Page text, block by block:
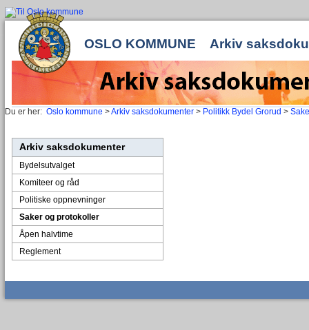
OSLO KOMMUNE Arkiv
Du er her: Oslo kommune >Arkiv saksdokumenter > Politikk Bydel Grorud >
Arkiv saksdokumenter
Bydelsutvalget
Komiteer og råd
Politiske oppnevninger
Saker og protokoller
Åpen halvtime
Reglement